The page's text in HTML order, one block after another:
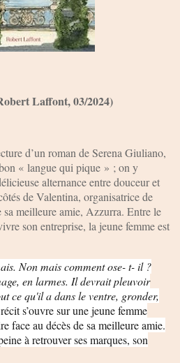
Laffont, 03/2024)
d’un roman de Serena Giuliano,
« langue qui pique » ; on y
alternance entre douceur et
de Valentina, organisatrice de
meilleure amie, Azzurra. Entre le
son entreprise, la jeune femme est
Non mais comment ose- t- il ?
en larmes. Il devrait pleuvoir
ce qu'il a dans le ventre, gronder,
s’ouvre sur une jeune femme
face au décès de sa meilleure amie.
à retrouver ses marques, son